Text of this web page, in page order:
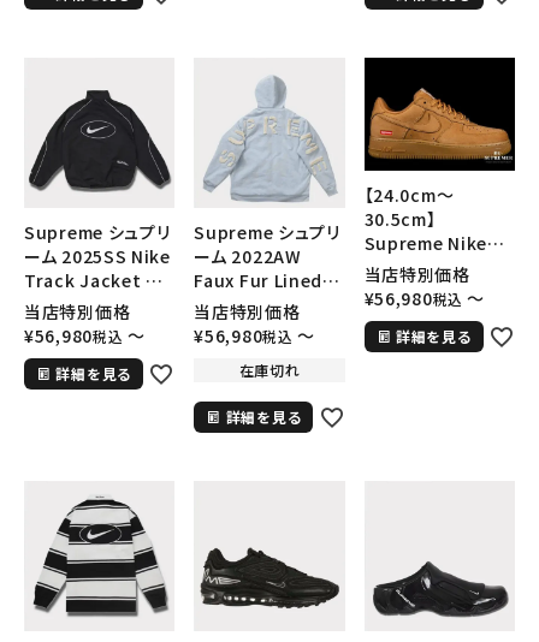
Supreme シュプリ
ーム 2025SS Nike
Track Jacket ナ
イキトラックジャケ
ット ブラック 黒
当店特別価格
¥56,980税込 〜
詳細を見る
Supreme シュプリ
ーム 2022AW
Faux Fur Lined
Zip Up Hooded
Sweatshirt フォ
ークスファーライン
ジップアップフード
パーカー ライトブル
ー
当店特別価格
¥56,980税込 〜
在庫切れ
詳細を見る
【24.0cm～
30.5cm】
Supreme Nike
Air Force 1 Low
シュプリーム ナイキ
エアフォース１スニ
ーカー シューズ ウ
当店特別価格
¥56,980税込 〜
詳細を見る